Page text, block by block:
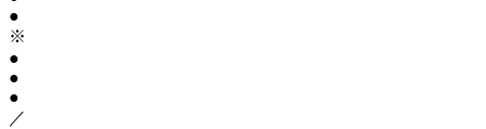
●
※
●
●
●
／